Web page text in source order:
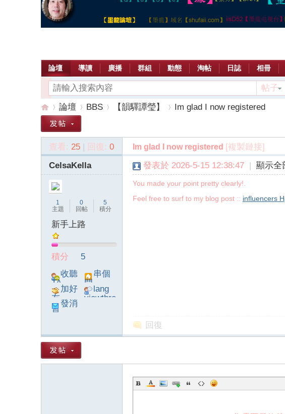
論壇 導讀 廣播 群組 動態 淘帖 日誌 相冊
帖子
»
論壇
›
BBS
›
【韻驛譚瑩】
›
Im glad I now registered
查看: 25 | 回復: 0 Im glad I now registered [複製鏈接]
CelsaKella
1
主題
0
回帖
5
積分
新手上路
積分
5
收聽
TA
串個
門
加好
友
lang
viewthre
發消
息
發表於 2026-5-15 12:38:47 | 顯示全
You made your point pretty clearly!.
Feel free to surf to my blog post :: influencers
回復